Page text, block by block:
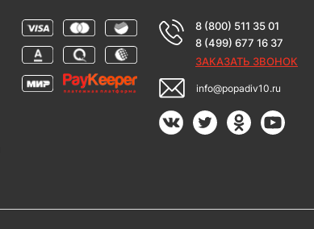
8 (800) 511 35 01
8 (499) 677 16 37
ЗАКАЗАТЬ ЗВОНОК
info@popadiv10.ru